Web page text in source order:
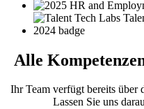
Alle
Ihr Team verfügt bereits über
Lassen Sie uns